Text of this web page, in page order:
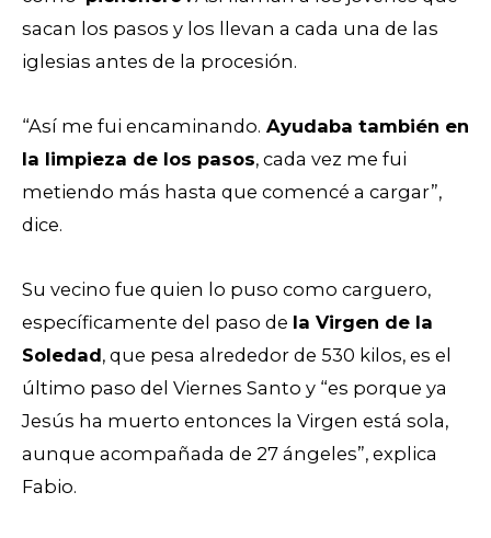
sacan los pasos y los llevan a cada una de las
iglesias antes de la procesión.
“Así me fui encaminando. Ayudaba también en
la limpieza de los pasos, cada vez me fui
metiendo más hasta que comencé a cargar”,
dice.
Su vecino fue quien lo puso como carguero,
específicamente del paso de la Virgen de la
Soledad, que pesa alrededor de 530 kilos, es el
último paso del Viernes Santo y “es porque ya
Jesús ha muerto entonces la Virgen está sola,
aunque acompañada de 27 ángeles”, explica
Fabio.